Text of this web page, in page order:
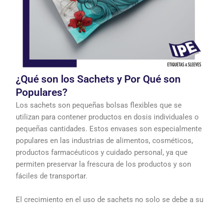
¿Qué son los Sachets y Por Qué son
Populares?
Los sachets son pequeñas bolsas flexibles que se
utilizan para contener productos en dosis individuales o
pequeñas cantidades. Estos envases son especialmente
populares en las industrias de alimentos, cosméticos,
productos farmacéuticos y cuidado personal, ya que
permiten preservar la frescura de los productos y son
fáciles de transportar.
El crecimiento en el uso de sachets no solo se debe a su